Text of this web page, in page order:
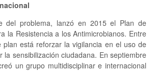
del problema, lanzó en 2015 el Plan de
la Resistencia a los Antimicrobianos. Entre
plan está reforzar la vigilancia en el uso de
la sensibilización ciudadana. En septiembre
un grupo multidisciplinar e internacional